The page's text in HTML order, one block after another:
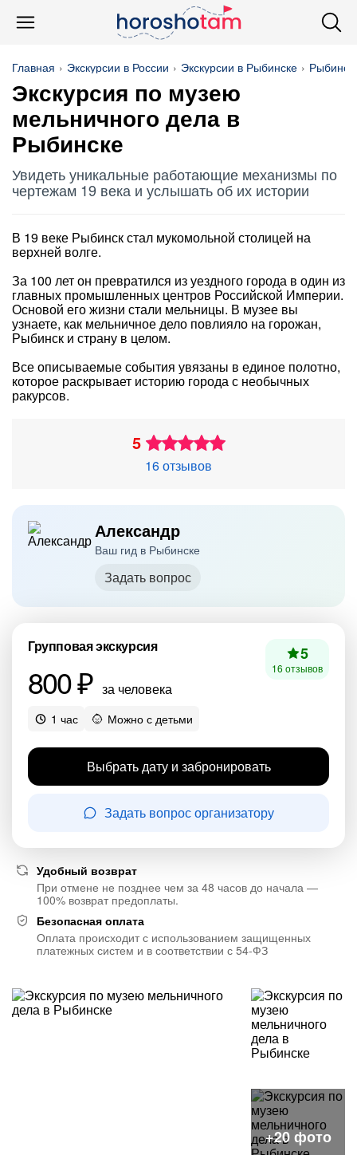
Главная Экскурсии в России Экскурсии в Рыбинске
Экскурсия по музею
мельничного дела в
Рыбинске
Увидеть уникальные работающие механизмы по
чертежам 19 века и услышать об их истории
В 19 веке Рыбинск стал мукомольной столицей на
верхней волге.
За 100 лет он превратился из уездного города в один из
главных промышленных центров Российской Империи.
Основой его жизни стали мельницы. В музее вы
узнаете, как мельничное дело повлияло на горожан,
Рыбинск и страну в целом.
Все описываемые события увязаны в единое полотно,
которое раскрывает историю города с необычных
ракурсов.
5
16 отзывов
Александр
Ваш гид в Рыбинске
Задать вопрос
Групповая экскурсия
800 ₽ за человека
5
16 отзывов
1 час Можно с детьми
Выбрать дату и забронировать
Задать вопрос организатору
Удобный возврат
При отмене не позднее чем за 48 часов до начала —
100% возврат предоплаты.
Безопасная оплата
Оплата происходит с использованием защищенных
платежных систем и в соответствии с 54-ФЗ